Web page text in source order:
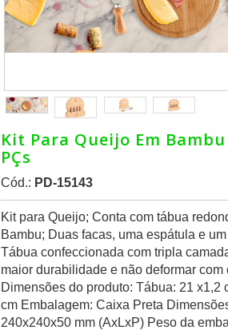
Kit Para Queijo Em
PÇs
Cód.: PD-15143
Kit para Queijo; Conta com tábua
Bambu; Duas facas, uma espátula e
Tábua confeccionada com tripla
maior durabilidade e não deformar com
Dimensões do produto: Tábua: 21 x1,2
cm Embalagem: Caixa Preta
240x240x50 mm (AxLxP) Peso da